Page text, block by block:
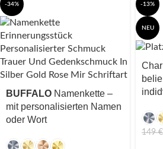
-34%
BUFFALO Namenkette –
mit personalisierten Namen
oder Wort
-13%
NEU
149€